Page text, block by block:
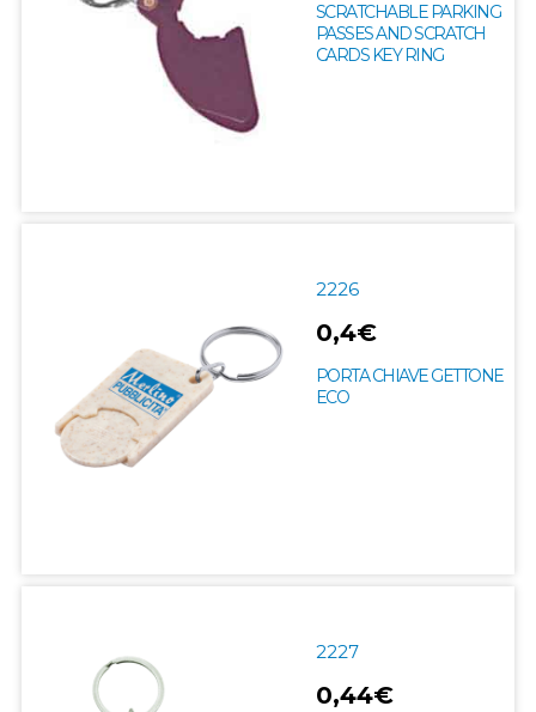
SCRATCHABLE PARKING
PASSES AND SCRATCH
CARDS KEY RING
2226
0,4€
PORTA CHIAVE GETTONE
ECO
2227
0,44€